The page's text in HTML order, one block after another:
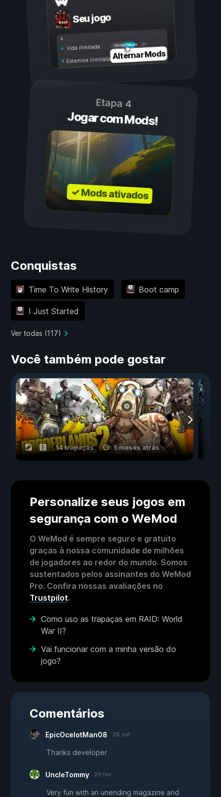
Seu jogo
Ligada
Desligada
Vida ilimitada
Estamina ilimitadaAlternar Mods
Etapa 4
Jogar com Mods!
✓ Mods ativados
Conquistas
Time To Write History Boot camp
I Just Started
Ver todas (117)
Você também pode gostar
14 trapaças 5 meses atrás
Personalize seus jogos em
segurança com o WeMod
O WeMod é sempre seguro e gratuito
graças à nossa comunidade de milhões
de jogadores ao redor do mundo. Somos
sustentados pelos assinantes do WeMod
Pro. Confira nossas avaliações no
Trustpilot.
Como uso as trapaças em RAID: World
War II?
Vai funcionar com a minha versão do
jogo?
Comentários
EpicOcelotMan08 28 set
Thanks developer
UncleTommy 29 fev
Very fun with an unending magazine and